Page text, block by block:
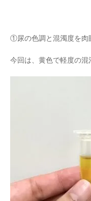
①尿の色調と混濁度を肉
今回は、黄色で軽度の混